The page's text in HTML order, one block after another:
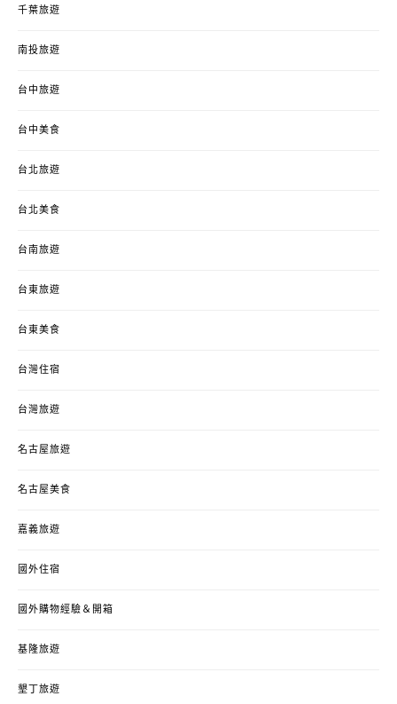
千葉旅遊
南投旅遊
台中旅遊
台中美食
台北旅遊
台北美食
台南旅遊
台東旅遊
台東美食
台灣住宿
台灣旅遊
名古屋旅遊
名古屋美食
嘉義旅遊
國外住宿
國外購物經驗＆開箱
基隆旅遊
墾丁旅遊